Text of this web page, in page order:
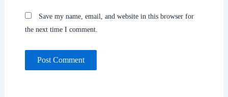
Save my name, email, and website in this browser for
the next time I comment.